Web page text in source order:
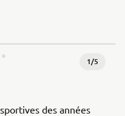
1/5
des années